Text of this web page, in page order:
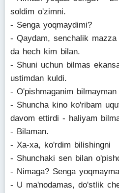
soldim o'zimni.
- Senga yoqmaydimi?
- Qaydam, senchalik mazza
da hech kim bilan.
- Shuni uchun bilmas
ustimdan kuldi.
- O'pishmaganim
- Shuncha kino ko'ribam
davom ettirdi - haliyam
- Bilaman.
- Xa-xa, ko'rdim bilishingni
- Shunchaki sen bilan
- Nimaga? Senga
- U ma'nodamas, do'stlik